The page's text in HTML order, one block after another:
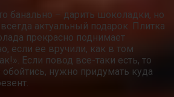
банально – дарить шоколадки, но
актуальный подарок. Плитка
прекрасно поднимает
если ее вручили, как в том
Если повод все-таки есть, то
нужно придумать куда